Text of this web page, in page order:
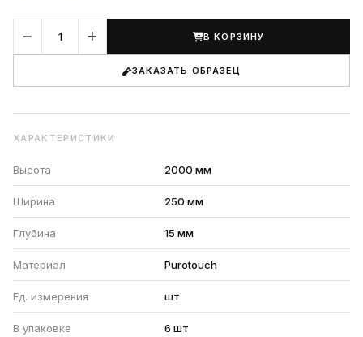
В КОРЗИНУ
ЗАКАЗАТЬ ОБРАЗЕЦ
ХАРАКТЕРИСТИКИ
Высота 2000 мм
Ширина 250 мм
Глубина 15 мм
Материал Purotouch
Ед. измерения шт
В упаковке 6 шт